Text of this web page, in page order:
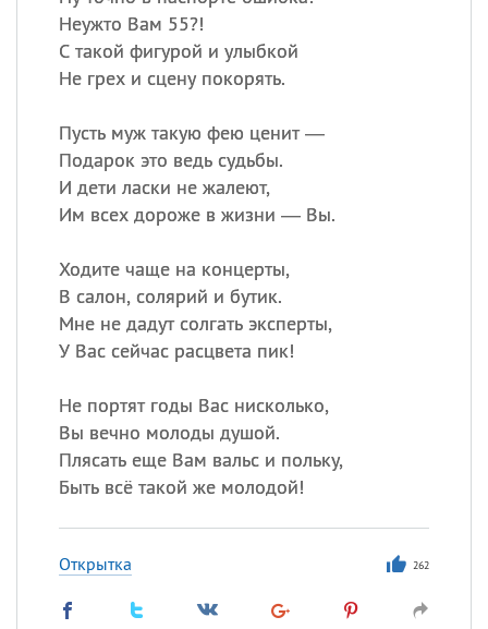
Неужто Вам 55?!
С такой фигурой и улыбкой
Не грех и сцену покорять.
Пусть муж такую фею ценит —
Подарок это ведь судьбы.
И дети ласки не жалеют,
Им всех дороже в жизни — Вы.
Ходите чаще на концерты,
В салон, солярий и бутик.
Мне не дадут солгать эксперты,
У Вас сейчас расцвета пик!
Не портят годы Вас нисколько,
Вы вечно молоды душой.
Плясать еще Вам вальс и польку,
Быть всё такой же молодой!
Открытка 262